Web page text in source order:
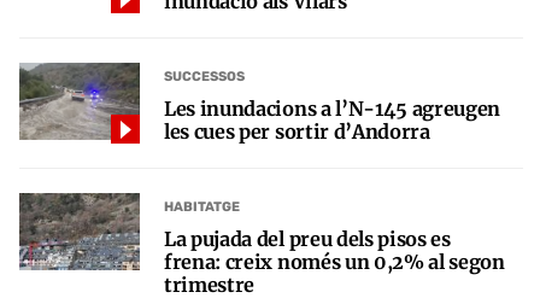
SUCCESSOS
Les inundacions a l’N-145 agreugen
les cues per sortir d’Andorra
HABITATGE
La pujada del preu dels pisos es
frena: creix només un 0,2% al segon
trimestre